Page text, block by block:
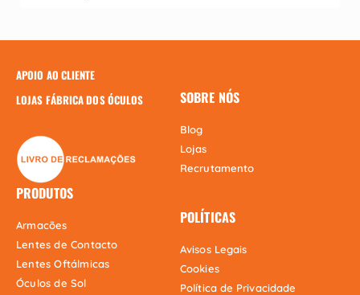
APOIO AO CLIENTE
LOJAS FÁBRICA DOS ÓCULOS
SOBRE NÓS
Blog
Lojas
Recrutamento
PRODUTOS
Armacões
Lentes de Contacto
Lentes Oftálmicas
Óculos de Sol
POLÍTICAS
Avisos Legais
Cookies
Política de Privacidade